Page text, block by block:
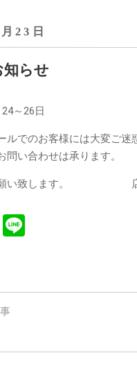
23日
知らせ
～26日
ルでのお客様には大変ご迷
問い合わせは承ります。
お願い致します。
X